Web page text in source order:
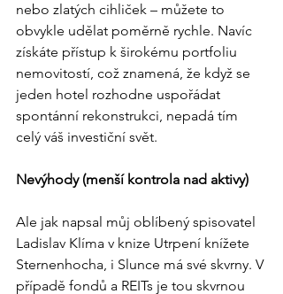
nebo zlatých cihliček – můžete to
obvykle udělat poměrně rychle. Navíc
získáte přístup k širokému portfoliu
nemovitostí, což znamená, že když se
jeden hotel rozhodne uspořádat
spontánní rekonstrukci, nepadá tím
celý váš investiční svět.
Nevýhody (menší kontrola nad aktivy)
Ale jak napsal můj oblíbený spisovatel
Ladislav Klíma v knize Utrpení knížete
Sternenhocha, i Slunce má své skvrny. V
případě fondů a REITs je tou skvrnou